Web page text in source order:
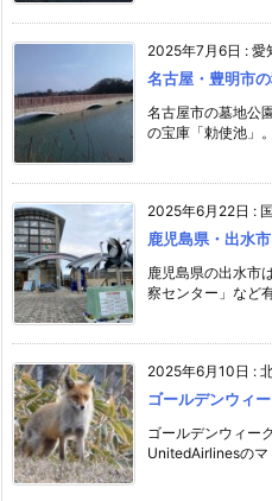
2025年7月6日 : 愛
名古屋・豊明市
名古屋市の墓地公
の宝庫「勅使池」
2025年6月22日 :
鹿児島県・出水
鹿児島県の出水市
察センター」など
2025年6月10日 :
ゴールデンウィ
ゴールデンウィー
UnitedAirlinesのマ